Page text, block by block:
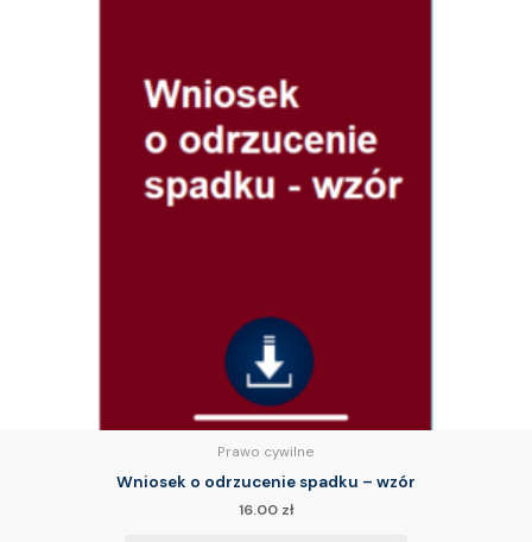
Prawo cywilne
Wniosek o odrzucenie spadku – wzór
16.00 zł